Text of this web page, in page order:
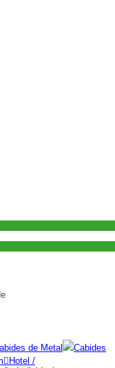
de Metal
Cabides
Hotel /